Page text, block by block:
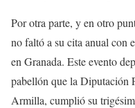
Por otra parte, y en otro
no faltó a su cita anual con
en Granada. Este evento
pabellón que la Diputación
Armilla, cumplió su